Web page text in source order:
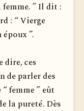
” Il dit :
: “ Vierge
époux ”.
dire, ces
de parler des
femme ” eût
la pureté. Dès